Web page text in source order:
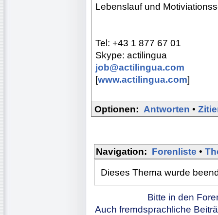
Lebenslauf und
Tel: +43 1 877 67 01
Skype: actilingua
job@actilingua.com
[www.actilingua.com]
Optionen: Antworten •
Navigation: Forenliste •
Dieses Thema wurde
Bitte in den
Auch fremdsprachliche